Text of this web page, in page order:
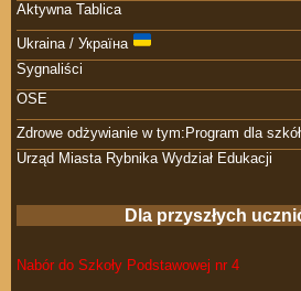
Aktywna Tablica
Ukraina / Україна
Sygnaliści
OSE
Zdrowe odżywianie w tym:Program dla
Urząd Miasta Rybnika Wydział Edukacji
Dla przyszłych
Nabór do Szkoły Podstawowej nr 4